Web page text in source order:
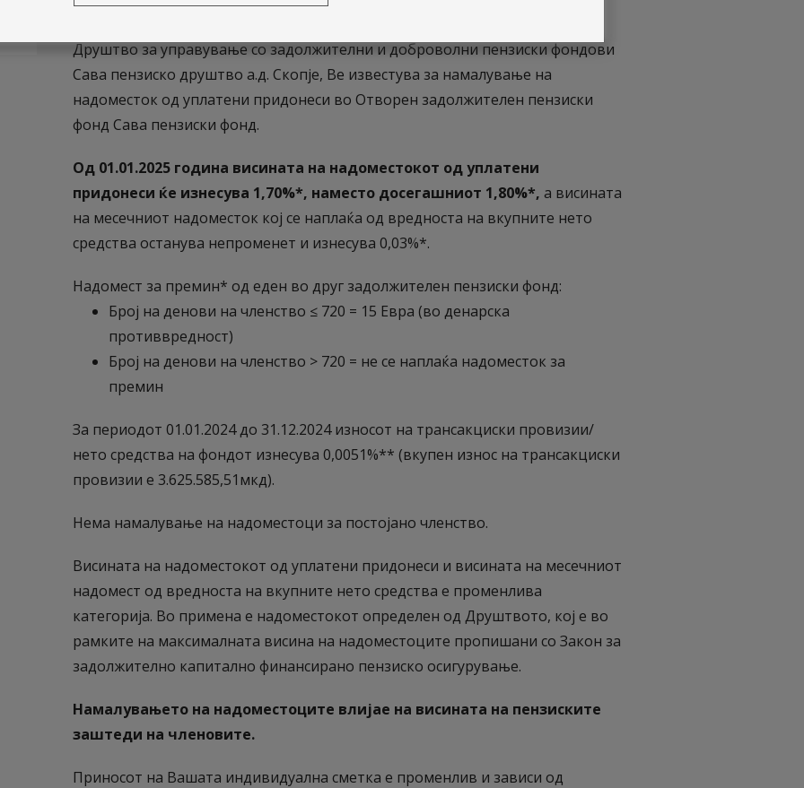
Почитувани,
Друштво за управување со задолжителни и доброволни пензиски фондови
Сава пензиско друштво а.д. Скопје, Ве известува за намалување на
надоместок од уплатени придонеси во Отворен задолжителен пензиски
фонд Сава пензиски фонд.
Од 01.01.2025 година висината на надоместокот од уплатени
придонеси ќе изнесува 1,70%*, наместо досегашниот 1,80%*, а висината
на месечниот надоместок кој се наплаќа од вредноста на вкупните нето
средства останува непроменет и изнесува 0,03%*.
Надомест за премин* од еден во друг задолжителен пензиски фонд:
Број на денови на членство ≤ 720 = 15 Евра (во денарска
противвредност)
Број на денови на членство > 720 = не се наплаќа надоместок за
премин
За периодот 01.01.2024 до 31.12.2024 износот на трансакциски провизии/
нето средства на фондот изнесува 0,0051%** (вкупен износ на трансакциски
провизии е 3.625.585,51мкд).
Нема намалување на надоместоци за постојано членство.
Висината на надоместокот од уплатени придонеси и висината на месечниот
надомест од вредноста на вкупните нето средства е променлива
категорија. Во примена е надоместокот определен од Друштвото, кој е во
рамките на максималната висина на надоместоците пропишани со Закон за
задолжително капитално финансирано пензиско осигурување.
Намалувањето на надоместоците влијае на висината на пензиските
заштеди на членовите.
Приносот на Вашата индивидуална сметка е променлив и зависи од